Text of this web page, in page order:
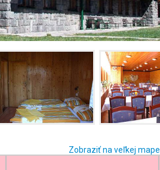
Zobraziť na veľkej mape